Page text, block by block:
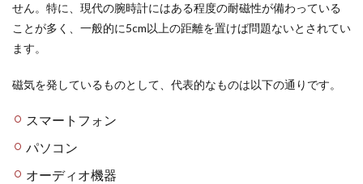
せん。特に、現代の腕時計にはある程度の耐磁性が備わっている
ことが多く、一般的に5cm以上の距離を置けば問題ないとされてい
ます。
磁気を発しているものとして、代表的なものは以下の通りです。
スマートフォン
パソコン
オーディオ機器